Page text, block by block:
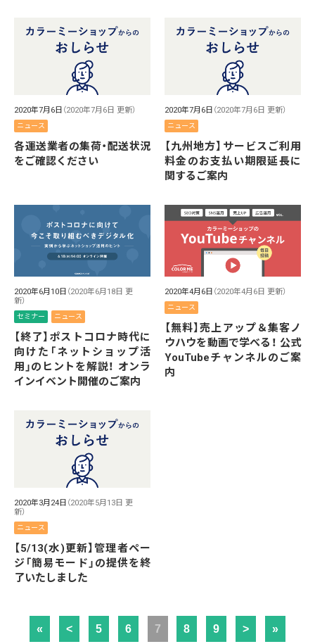
2020年7月6日 （2020年7月6日 更新）
ニュース
各運送業者の集荷・配送状況
をご確認ください
2020年7月6日 （2020年7月6日 更新）
ニュース
【九州地方】サービスご利用
料金のお支払い期限延長に
関するご案内
2020年6月10日 （2020年6月18日 更
新）
セミナー ニュース
【終了】ポストコロナ時代に
向けた「ネットショップ活
用」のヒントを解説！ オンラ
インイベント開催のご案内
2020年4月6日 （2020年4月6日 更新）
ニュース
【無料】売上アップ＆集客ノ
ウハウを動画で学べる！ 公式
YouTubeチャンネルのご案
内
2020年3月24日 （2020年5月13日 更
新）
ニュース
【5/13(水)更新】管理者ペー
ジ「簡易モード」の提供を終
了いたしました
« < 5 6 7 8 9 > »